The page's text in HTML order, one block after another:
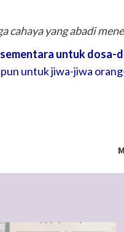
cahaya yang abadi
untuk dosa-
untuk jiwa-jiwa